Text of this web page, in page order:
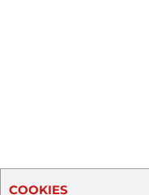
COOKIES